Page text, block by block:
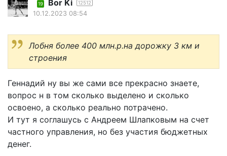
19 Bor Ki 12512
10.12.2023 08:54
Лобня более 400 млн.р.на дорожку 3 км и
строения
Геннадий ну вы же сами все прекрасно знаете,
вопрос н в том сколько выделено и сколько
освоено, а сколько реально потрачено.
И тут я соглашусь с Андреем Шлапковым на счет
частного управления, но без участия бюджетных
денег.